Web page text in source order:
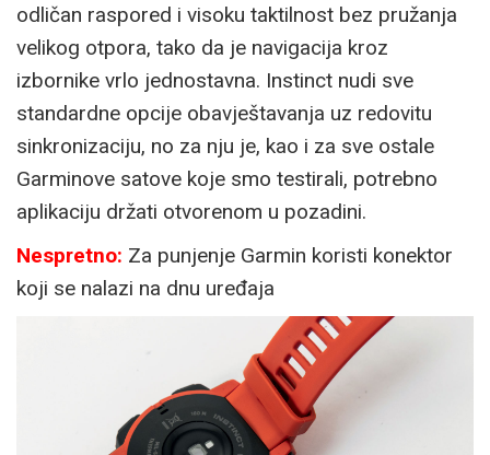
odličan raspored i visoku taktilnost bez pružanja
velikog otpora, tako da je navigacija kroz
izbornike vrlo jednostavna. Instinct nudi sve
standardne opcije obavještavanja uz redovitu
sinkronizaciju, no za nju je, kao i za sve ostale
Garminove satove koje smo testirali, potrebno
aplikaciju držati otvorenom u pozadini.
Nespretno: Za punjenje Garmin koristi konektor
koji se nalazi na dnu uređaja